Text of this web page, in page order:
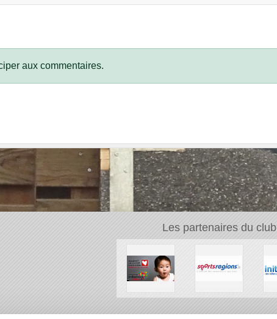
aux commentaires.
Les partenaires du club